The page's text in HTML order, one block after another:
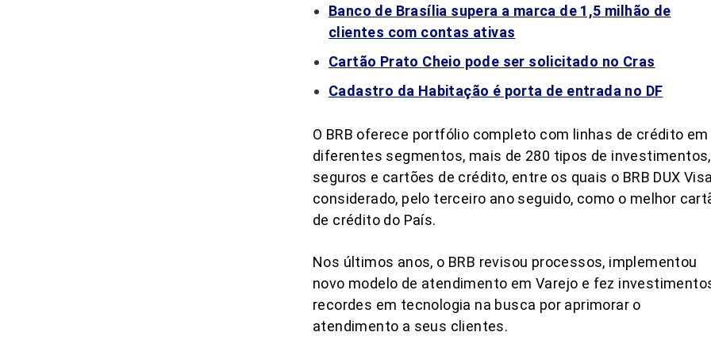
Banco de Brasília supera a marca de 1,5 milhão de
clientes com contas ativas
Cartão Prato Cheio pode ser solicitado no Cras
Cadastro da Habitação é porta de entrada no DF
O BRB oferece portfólio completo com linhas de crédito em
diferentes segmentos, mais de 280 tipos de investimentos,
seguros e cartões de crédito, entre os quais o BRB DUX
considerado, pelo terceiro ano seguido, como o melhor
de crédito do País.
Nos últimos anos, o BRB revisou processos, implementou
novo modelo de atendimento em Varejo e fez
recordes em tecnologia na busca por aprimorar o
atendimento a seus clientes.